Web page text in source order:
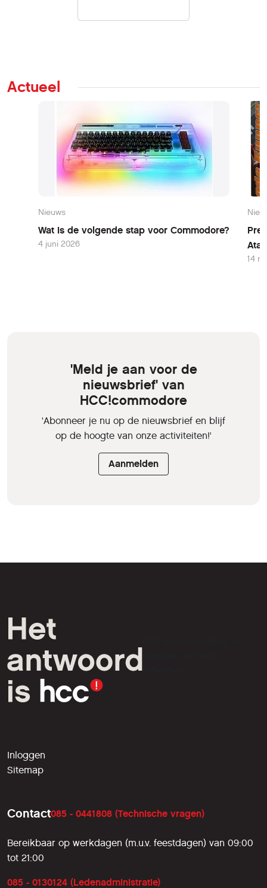
Actueel
Nieuws
Wat is de volgende stap voor Commodore?
4 juni 2026
14
'Meld je aan voor de
nieuwsbrief' van
HCC!commodore
'Abonneer je nu op de nieuwsbrief en blijf
op de hoogte van onze activiteiten!'
Aanmelden
liefhebbers.
Inloggen
Sitemap
Contact085 - 0441808 (Technische vragen)
Bereikbaar op werkdagen (m.u.v. feestdagen) van 09:00
tot 21:00
085 - 0130124 (Ledenadministratie)